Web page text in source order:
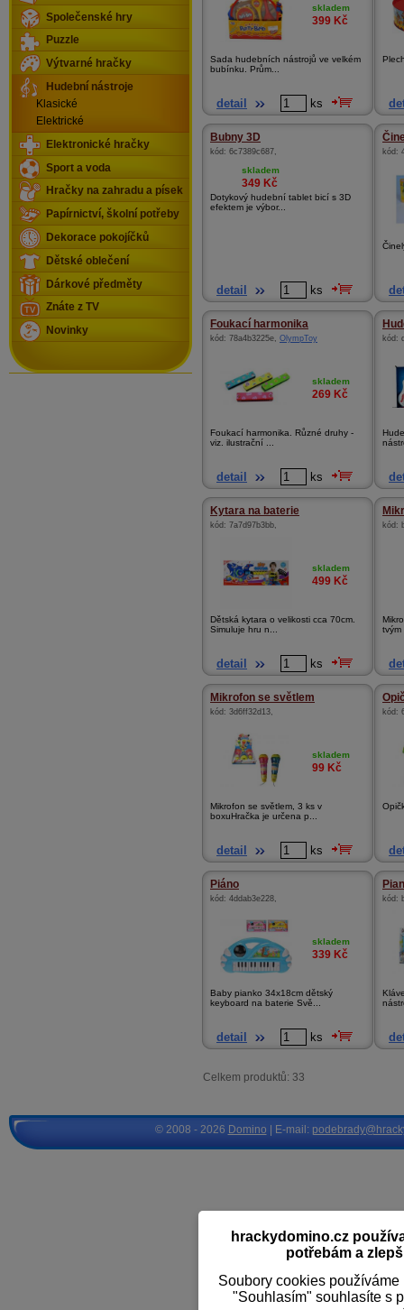
skladem
399 Kč
Sada hudebních nástrojů ve velkém
bubínku. Prům...
detail ks
Bubny 3D
kód: 6c7389c687,
skladem
349 Kč
Dotykový hudební tablet bicí s 3D
efektem je výbor...
detail ks
kód:
Foukací harmonika
kód: 78a4b3225e, OlympToy
skladem
269 Kč
Foukací harmonika. Různé druhy -
viz. ilustrační ...
detail ks
kód:
Kytara na baterie
kód: 7a7d97b3bb,
skladem
499 Kč
Dětská kytara o velikosti cca 70cm.
Simuluje hru n...
detail ks
kód:
tvým
Mikrofon se světlem
kód: 3d6ff32d13,
skladem
99 Kč
Mikrofon se světlem, 3 ks v
boxuHračka je určena p...
detail ks
kód:
Piáno
kód: 4ddab3e228,
skladem
339 Kč
Baby pianko 34x18cm dětský
keyboard na baterie Svě...
detail ks
kód:
Celkem produktů: 33
Společenské hry
Puzzle
Výtvarné hračky
Hudební nástroje
Klasické
Elektrické
Elektronické hračky
Sport a voda
Hračky na zahradu a písek
Papírnictví, školní potřeby
Dekorace pokojíčků
Dětské oblečení
Dárkové předměty
Znáte z TV
Novinky
hrackydomino.cz
potřebám a
Soubory cookies
"Souhlasím" souhlasíte s
© 2008 - 2026 Domino | E-mail: